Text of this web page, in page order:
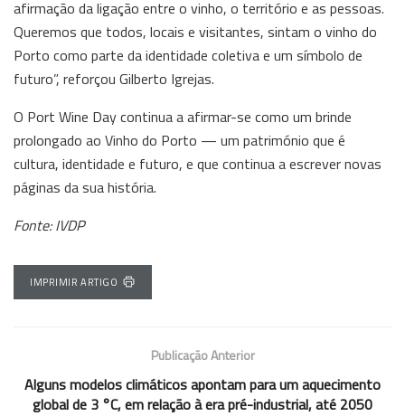
afirmação da ligação entre o vinho, o território e as pessoas.
Queremos que todos, locais e visitantes, sintam o vinho do
Porto como parte da identidade coletiva e um símbolo de
futuro”, reforçou Gilberto Igrejas.
O Port Wine Day continua a afirmar-se como um brinde
prolongado ao Vinho do Porto — um património que é
cultura, identidade e futuro, e que continua a escrever novas
páginas da sua história.
Fonte: IVDP
IMPRIMIR ARTIGO
Publicação Anterior
Alguns modelos climáticos apontam para um aquecimento
global de 3 °C, em relação à era pré-industrial, até 2050